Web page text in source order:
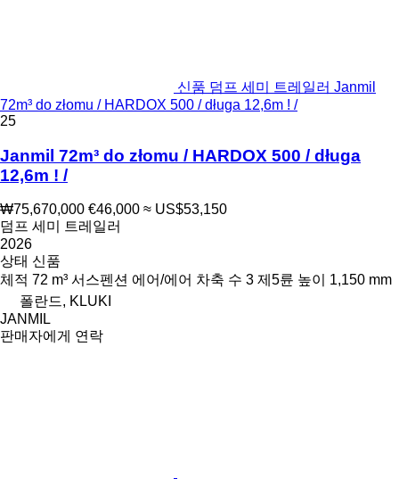
신품 덤프 세미 트레일러 Janmil
72m³ do złomu / HARDOX 500 / długa 12,6m ! /
25
Janmil 72m³ do złomu / HARDOX 500 / długa
12,6m ! /
₩75,670,000 €46,000 ≈ US$53,150
덤프 세미 트레일러
2026
상태 신품
체적 72 m³ 서스펜션 에어/에어 차축 수 3 제5륜 높이
1,150 mm
폴란드, KLUKI
JANMIL
판매자에게 연락